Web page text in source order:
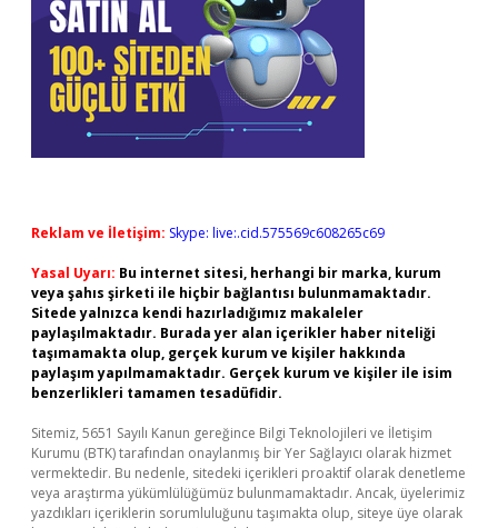
Reklam ve İletişim: Skype: live:.cid.575569c608265c69
Yasal Uyarı: Bu internet sitesi, herhangi bir marka, kurum
veya şahıs şirketi ile hiçbir bağlantısı bulunmamaktadır.
Sitede yalnızca kendi hazırladığımız makaleler
paylaşılmaktadır. Burada yer alan içerikler haber niteliği
taşımamakta olup, gerçek kurum ve kişiler hakkında
paylaşım yapılmamaktadır. Gerçek kurum ve kişiler ile isim
benzerlikleri tamamen tesadüfidir.
Sitemiz, 5651 Sayılı Kanun gereğince Bilgi Teknolojileri ve İletişim
Kurumu (BTK) tarafından onaylanmış bir Yer Sağlayıcı olarak hizmet
vermektedir. Bu nedenle, sitedeki içerikleri proaktif olarak denetleme
veya araştırma yükümlülüğümüz bulunmamaktadır. Ancak, üyelerimiz
yazdıkları içeriklerin sorumluluğunu taşımakta olup, siteye üye olarak